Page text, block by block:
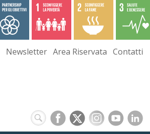
Newsletter Area Riservata Contatti